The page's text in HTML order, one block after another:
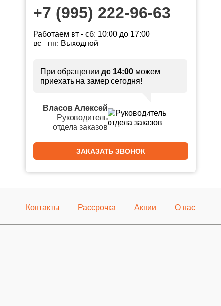
+7 (995) 222-96-63
Работаем вт - сб: 10:00 до 17:00
вс - пн: Выходной
При обращении до 14:00можем
приехать на замер сегодня!
Власов Алексей
Руководитель
отдела заказов
ЗАКАЗАТЬ ЗВОНОК
Контакты Рассрочка Акции О нас